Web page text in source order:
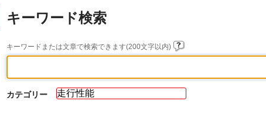
キーワード検索
キーワードまたは文章で検索できます(200文字以内)
カテゴリー